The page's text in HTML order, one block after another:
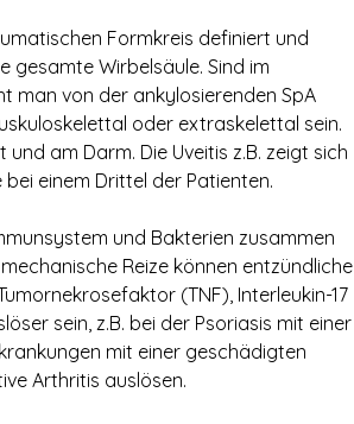
Formkreis definiert und
Wirbelsäule. Sind im
man von der ankylosierenden SpA
oder extraskelettal sein.
am Darm. Die Uveitis z.B. zeigt sich
einem Drittel der Patienten.
und Bakterien zusammen
Reize können entzündliche
(TNF), Interleukin-17
sein, z.B. bei der Psoriasis mit einer
mit einer geschädigten
Arthritis auslösen.